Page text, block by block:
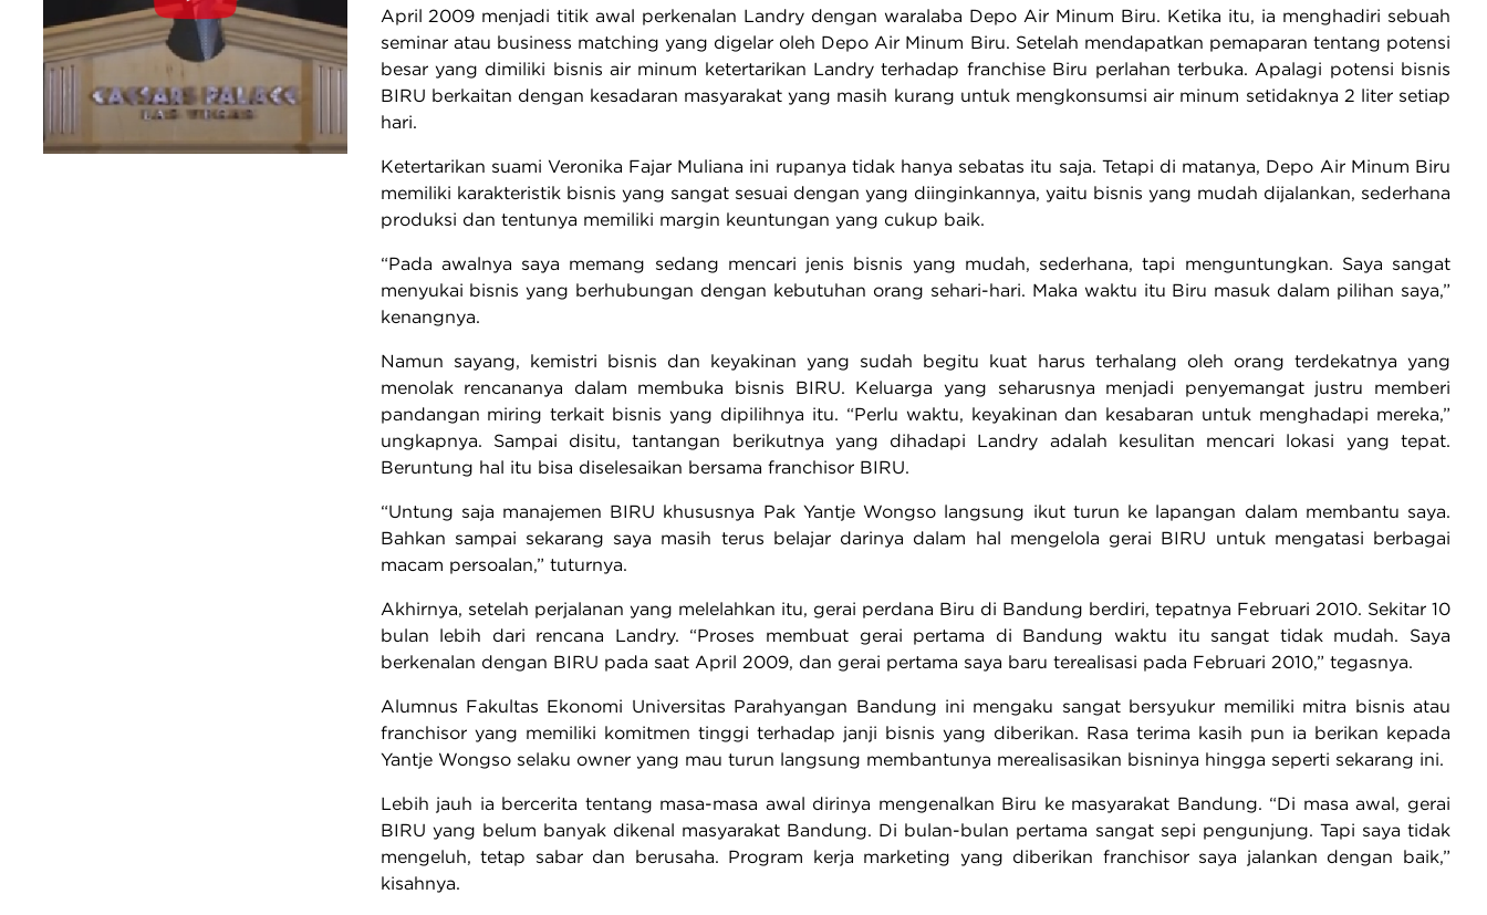
April 2009 menjadi titik awal perkenalan Landry dengan waralaba Depo Air Minum Biru. Ketika itu, ia menghadiri sebuah
seminar atau business matching yang digelar oleh Depo Air Minum Biru. Setelah mendapatkan pemaparan tentang potensi
besar yang dimiliki bisnis air minum ketertarikan Landry terhadap franchise Biru perlahan terbuka. Apalagi potensi bisnis
BIRU berkaitan dengan kesadaran masyarakat yang masih kurang untuk mengkonsumsi air minum setidaknya 2 liter setiap
hari.
Ketertarikan suami Veronika Fajar Muliana ini rupanya tidak hanya sebatas itu saja. Tetapi di matanya, Depo Air Minum Biru
memiliki karakteristik bisnis yang sangat sesuai dengan yang diinginkannya, yaitu bisnis yang mudah dijalankan, sederhana
produksi dan tentunya memiliki margin keuntungan yang cukup baik.
“Pada awalnya saya memang sedang mencari jenis bisnis yang mudah, sederhana, tapi menguntungkan. Saya sangat
menyukai bisnis yang berhubungan dengan kebutuhan orang sehari-hari. Maka waktu itu Biru masuk dalam pilihan saya,”
kenangnya.
Namun sayang, kemistri bisnis dan keyakinan yang sudah begitu kuat harus terhalang oleh orang terdekatnya yang
menolak rencananya dalam membuka bisnis BIRU. Keluarga yang seharusnya menjadi penyemangat justru memberi
pandangan miring terkait bisnis yang dipilihnya itu. “Perlu waktu, keyakinan dan kesabaran untuk menghadapi mereka,”
ungkapnya. Sampai disitu, tantangan berikutnya yang dihadapi Landry adalah kesulitan mencari lokasi yang tepat.
Beruntung hal itu bisa diselesaikan bersama franchisor BIRU.
“Untung saja manajemen BIRU khususnya Pak Yantje Wongso langsung ikut turun ke lapangan dalam membantu saya.
Bahkan sampai sekarang saya masih terus belajar darinya dalam hal mengelola gerai BIRU untuk mengatasi berbagai
macam persoalan,” tuturnya.
Akhirnya, setelah perjalanan yang melelahkan itu, gerai perdana Biru di Bandung berdiri, tepatnya Februari 2010. Sekitar 10
bulan lebih dari rencana Landry. “Proses membuat gerai pertama di Bandung waktu itu sangat tidak mudah. Saya
berkenalan dengan BIRU pada saat April 2009, dan gerai pertama saya baru terealisasi pada Februari 2010,” tegasnya.
Alumnus Fakultas Ekonomi Universitas Parahyangan Bandung ini mengaku sangat bersyukur memiliki mitra bisnis atau
franchisor yang memiliki komitmen tinggi terhadap janji bisnis yang diberikan. Rasa terima kasih pun ia berikan kepada
Yantje Wongso selaku owner yang mau turun langsung membantunya merealisasikan bisninya hingga seperti sekarang ini.
Lebih jauh ia bercerita tentang masa-masa awal dirinya mengenalkan Biru ke masyarakat Bandung. “Di masa awal, gerai
BIRU yang belum banyak dikenal masyarakat Bandung. Di bulan-bulan pertama sangat sepi pengunjung. Tapi saya tidak
mengeluh, tetap sabar dan berusaha. Program kerja marketing yang diberikan franchisor saya jalankan dengan baik,”
kisahnya.